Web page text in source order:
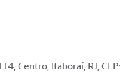
Centro, Itaboraí, RJ,